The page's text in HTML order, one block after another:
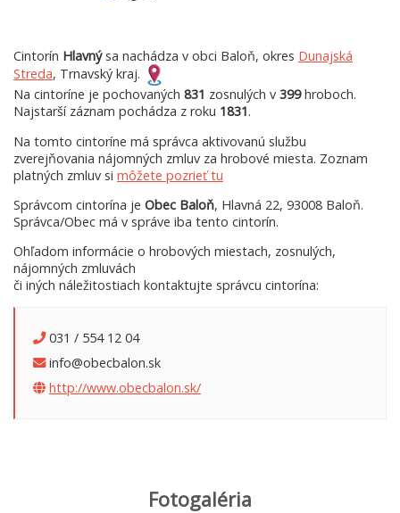
Cintorín Hlavnýsa nachádza v obci Baloň, okres Dunajská
Streda, Trnavský kraj.
Na cintoríne je pochovaných 831 zosnulých v 399hroboch.
Najstarší záznam pochádza z roku 1831.
Na tomto cintoríne má správca aktivovanú službu
zverejňovania nájomných zmluv za hrobové miesta. Zoznam
platných zmluv si môžete pozrieť tu
Správcom cintorína je Obec Baloň, Hlavná 22, 93008 Baloň.
Správca/Obec má v správe iba tento cintorín.
Ohľadom informácie o hrobových miestach, zosnulých,
nájomných zmluvách
či iných náležitostiach kontaktujte správcu cintorína:
031 / 554 12 04
info@obecbalon.sk
http://www.obecbalon.sk/
Fotogaléria